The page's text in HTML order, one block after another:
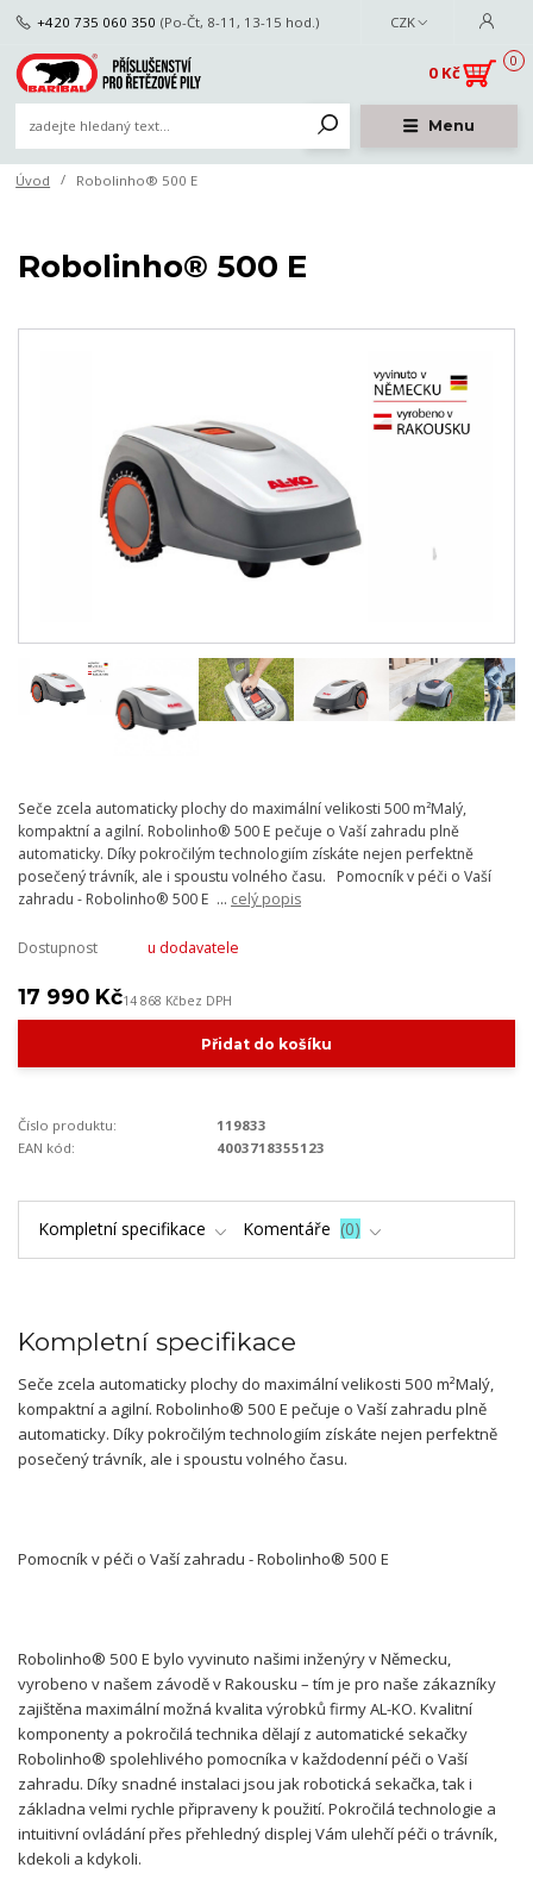
Menu
CZK
+420 735 060 350 (Po-Čt, 8-11, 13-15 hod.)
0
0 Kč
Úvod Robolinho® 500 E
Robolinho® 500 E
Seče zcela automaticky plochy do maximální velikosti 500 m²Malý,
kompaktní a agilní. Robolinho® 500 E pečuje o Vaší zahradu plně
automaticky. Díky pokročilým technologiím získáte nejen perfektně
posečený trávník, ale i spoustu volného času. Pomocník v péči o Vaší
zahradu - Robolinho® 500 E ... celý popis
Dostupnost u dodavatele
17 990 Kč14 868 Kčbez DPH
Přidat do košíku
Číslo produktu:
119833
EAN kód:
4003718355123
Kompletní specifikace Komentáře 0
Kompletní specifikace
Seče zcela automaticky plochy do maximální velikosti 500 m²Malý,
kompaktní a agilní. Robolinho® 500 E pečuje o Vaší zahradu plně
automaticky. Díky pokročilým technologiím získáte nejen perfektně
posečený trávník, ale i spoustu volného času.
Pomocník v péči o Vaší zahradu - Robolinho® 500 E
Robolinho® 500 E bylo vyvinuto našimi inženýry v Německu,
vyrobeno v našem závodě v Rakousku – tím je pro naše zákazníky
zajištěna maximální možná kvalita výrobků firmy AL-KO. Kvalitní
komponenty a pokročilá technika dělají z automatické sekačky
Robolinho® spolehlivého pomocníka v každodenní péči o Vaší
zahradu. Díky snadné instalaci jsou jak robotická sekačka, tak i
základna velmi rychle připraveny k použití. Pokročilá technologie a
intuitivní ovládání přes přehledný displej Vám ulehčí péči o trávník,
kdekoli a kdykoli.